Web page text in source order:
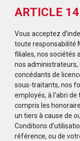
ARTICLE
Vous acceptez
toute responsabilité
filiales, nos sociétés
nos administrateurs,
concédants de
sous-traitants, nos
employés, à l’abri
compris les
un tiers à cause de
Conditions
référence, ou de